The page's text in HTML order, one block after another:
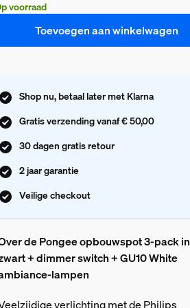
voorraad
Toevoegen aan winkelwagen
Shop nu, betaal later met Klarna
Gratis verzending vanaf € 50,00
30 dagen gratis retour
2 jaar garantie
Veilige checkout
de Pongee opbouwspot 3-pack in
+ dimmer switch + GU10 White
lampen
verlichting met de Philips